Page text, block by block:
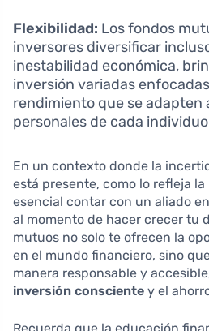
Flexibilidad: Los fondos
inversores diversificar
inestabilidad económica,
inversión variadas
rendimiento que se adapten
personales de cada
En un contexto donde la
está presente, como lo refleja
esencial contar con un aliado
al momento de hacer crecer tu
mutuos no solo te ofrecen la
en el mundo financiero, sino
manera responsable y
inversión consciente y el